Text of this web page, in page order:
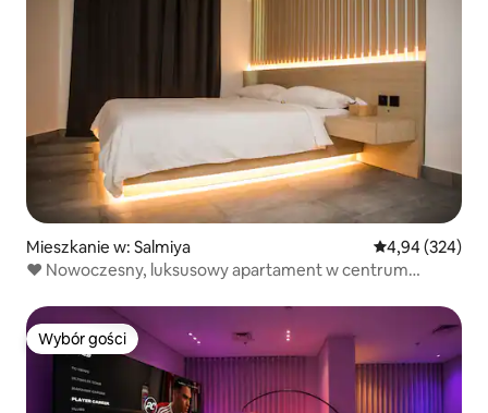
Mieszkanie w: Salmiya Średnia
4,94 (324)
♥ Nowoczesny, luksusowy apartament w centrum
Wybór gości
Wybór gości